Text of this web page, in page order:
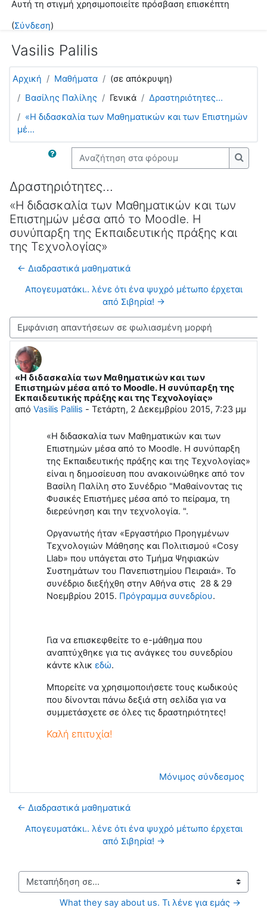
Μετάβαση στο κεντρικό περιεχόμενο
Αυτή τη στιγμή χρησιμοποιείτε πρόσβαση επισκέπτη
(Σύνδεση)
Vasilis Palilis
Αρχική Μαθήματα
(σε απόκρυψη)
Βασίλης Παλίλης
Γενικά
Δραστηριότητες...
«Η διδασκαλία των Μαθηματικών και των Επιστημών
μέ...
Αναζήτηση στα φόρουμ
Δραστηριότητες...
«Η διδασκαλία των Μαθηματικών και των
Επιστημών μέσα από το Moodle. Η
συνύπαρξη της Εκπαιδευτικής πράξης και
της Τεχνολογίας»
← Διαδραστικά μαθηματικά
Απογευματάκι.. λένε ότι ένα ψυχρό μέτωπο έρχεται
από Σιβηρία! →
Λειτουργία εμφάνισης
«Η διδασκαλία των Μαθηματικών και των
Επιστημών μέσα από το Moodle. Η συνύπαρξη της
Εκπαιδευτικής πράξης και της Τεχνολογίας»
από Vasilis Palilis - Τετάρτη, 2 Δεκεμβρίου 2015, 7:23 μμ
Αριθμός απαντήσεων: 0
«Η διδασκαλία των Μαθηματικών και των
Επιστημών μέσα από το Moodle. Η συνύπαρξη
της Εκπαιδευτικής πράξης και της Τεχνολογίας»
είναι η δημοσίευση που ανακοινώθηκε από τον
Βασίλη Παλίλη στο Συνέδριο "Μαθαίνοντας τις
Φυσικές Επιστήμες μέσα από το πείραμα, τη
διερεύνηση και την τεχνολογία. ".
Οργανωτής ήταν «Εργαστήριο Προηγμένων
Τεχνολογιών Μάθησης και Πολιτισμού «Cosy
Llab» που υπάγεται στο Τμήμα Ψηφιακών
Συστημάτων του Πανεπιστημίου Πειραιά». Το
συνέδριο διεξήχθη στην Αθήνα στις 28 & 29
Νοεμβρίου 2015. Πρόγραμμα συνεδρίου.
Για να επισκεφθείτε το e-μάθημα που
αναπτύχθηκε για τις ανάγκες του συνεδρίου
κάντε κλικ εδώ.
Μπορείτε να χρησιμοποιήσετε τους κωδικούς
που δίνονται πάνω δεξιά στη σελίδα για να
συμμετάσχετε σε όλες τις δραστηριότητες!
Καλή επιτυχία!
Μόνιμος σύνδεσμος
← Διαδραστικά μαθηματικά
Απογευματάκι.. λένε ότι ένα ψυχρό μέτωπο έρχεται
από Σιβηρία! →
Μεταπήδηση σε...
What they say about us. Τι λένε για εμάς →